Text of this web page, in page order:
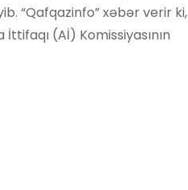
“Qafqazinfo” xəbər verir ki,
(Aİ) Komissiyasının